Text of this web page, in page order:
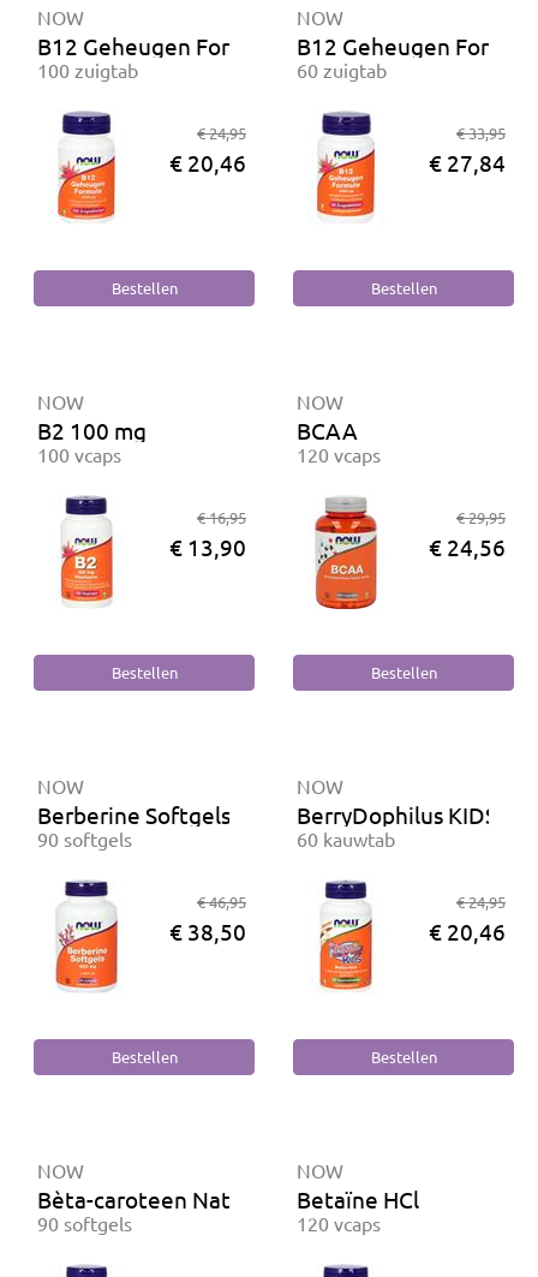
NOW
B12 Geheugen Formule 1000 mcg
100 zuigtab
€ 24,95
€ 20,46
NOW
B12 Geheugen
60 zuigtab
€ 33,95
€ 27,84
NOW
B2 100 mg
100 vcaps
€ 16,95
€ 13,90
NOW
BCAA
120 vcaps
€ 29,95
€ 24,56
NOW
Berberine Softgels 400 mg
90 softgels
€ 46,95
€ 38,50
NOW
BerryDophilus KIDS
60 kauwtab
€ 24,95
€ 20,46
NOW
Bèta-caroteen Natuurlijk 25.000 IE
90 softgels
NOW
Betaïne HCl
120 vcaps